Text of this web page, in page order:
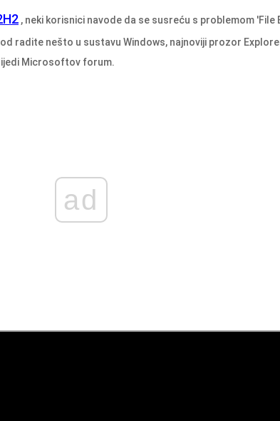
, neki korisnici navode da se susreću s problemom 'File
radite nešto u sustavu Windows, najnoviji prozor
Microsoftov forum.
ad